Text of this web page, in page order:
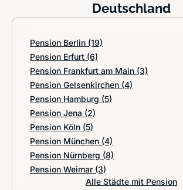
Deutschland
Pension Berlin (19)
Pension Erfurt (6)
Pension Frankfurt am Main (3)
Pension Gelsenkirchen (4)
Pension Hamburg (5)
Pension Jena (2)
Pension Köln (5)
Pension München (4)
Pension Nürnberg (8)
Pension Weimar (3)
Alle Städte mit Pension